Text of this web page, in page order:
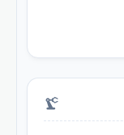
precision_manufacturing